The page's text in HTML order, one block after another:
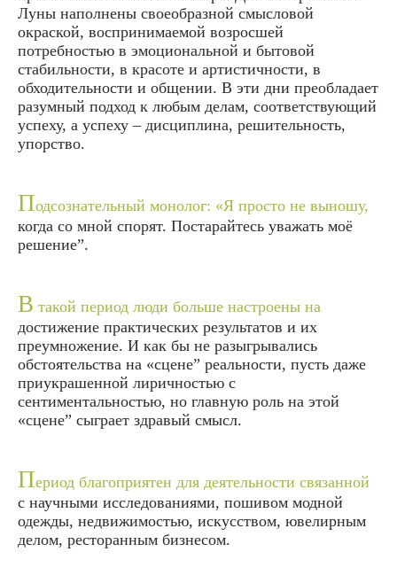
Луны наполнены своеобразной смысловой
окраской, воспринимаемой возросшей
потребностью в эмоциональной и бытовой
стабильности, в красоте и артистичности, в
обходительности и общении. В эти дни преобладает
разумный подход к любым делам, соответствующий
успеху, а успеху – дисциплина, решительность,
упорство.
Подсознательный монолог: «Я просто не выношу,
когда со мной спорят. Постарайтесь уважать моё
решение”.
В такой период люди больше настроены на
достижение практических результатов и их
преумножение. И как бы не разыгрывались
обстоятельства на «сцене” реальности, пусть даже
приукрашенной лиричностью с
сентиментальностью, но главную роль на этой
«сцене” сыграет здравый смысл.
Период благоприятен для деятельности связанной
с научными исследованиями, пошивом модной
одежды, недвижимостью, искусством, ювелирным
делом, ресторанным бизнесом.